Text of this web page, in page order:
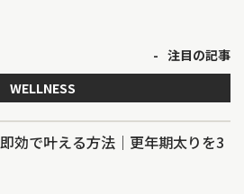
注目の記事
WELLNESS
効で叶える方法｜更年期太りを3